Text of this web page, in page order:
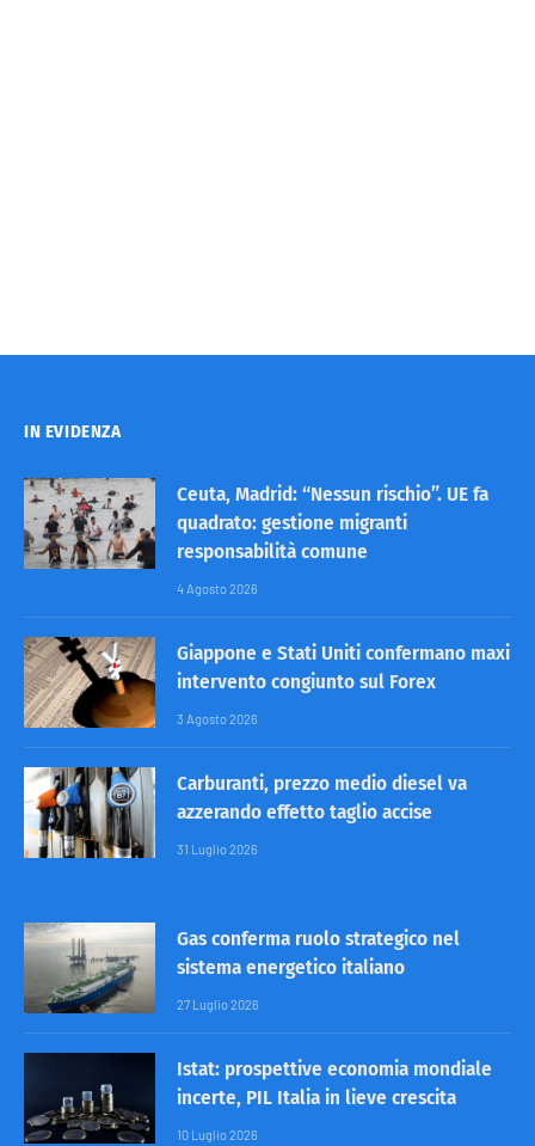
IN EVIDENZA
Ceuta, Madrid: “Nessun rischio”. UE fa
quadrato: gestione migranti
responsabilità comune
4 Agosto 2026
Giappone e Stati Uniti confermano maxi
intervento congiunto sul Forex
3 Agosto 2026
Carburanti, prezzo medio diesel va
azzerando effetto taglio accise
31 Luglio 2026
Gas conferma ruolo strategico nel
sistema energetico italiano
27 Luglio 2026
Istat: prospettive economia mondiale
incerte, PIL Italia in lieve crescita
10 Luglio 2026